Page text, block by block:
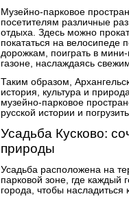
Музейно-парковое
посетителям различные
отдыха. Здесь можно
покататься на
дорожкам, поиграть в
газоне, наслаждаясь
Таким образом,
история, культура и
музейно-парковое
русской истории и
Усадьба Кусково:
природы
Усадьба расположена на
парковой зоне, где каждый
города, чтобы насладиться